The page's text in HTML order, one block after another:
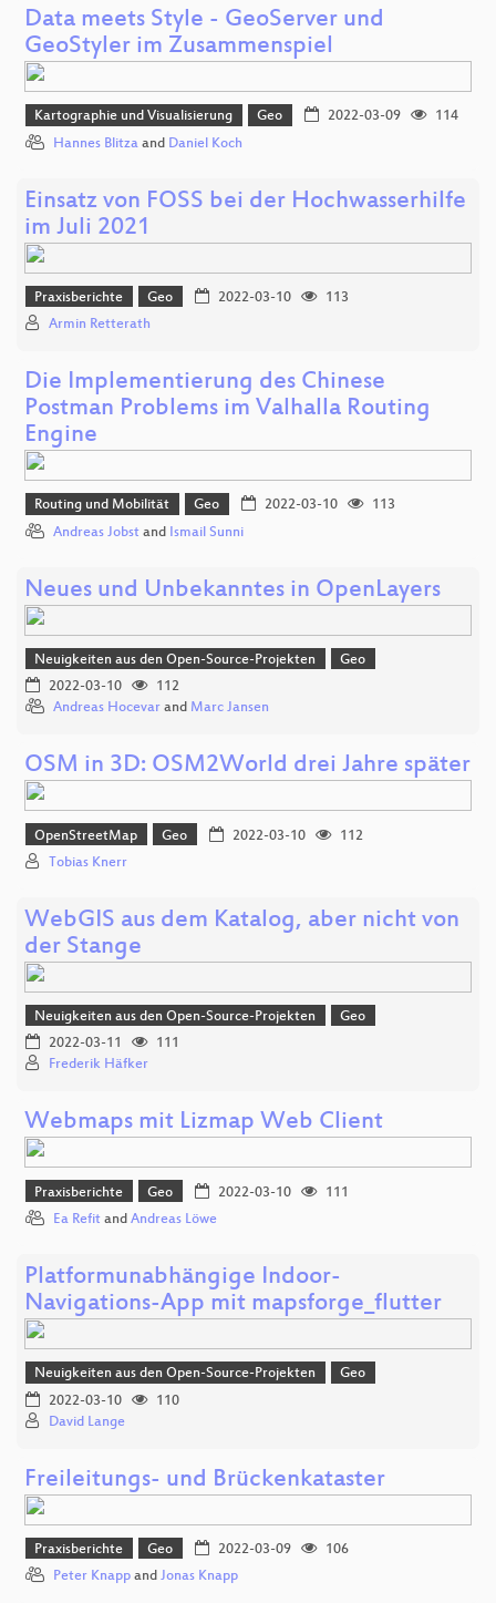
Data meets Style - GeoServer und
GeoStyler im Zusammenspiel
Kartographie und Visualisierung Geo 2022-03-09
114
Hannes Blitza and Daniel Koch
Einsatz von FOSS bei der Hochwasserhilfe
im Juli 2021
Praxisberichte Geo 2022-03-10
113
Armin Retterath
Die Implementierung des Chinese
Postman Problems im Valhalla Routing
Engine
Routing und Mobilität Geo 2022-03-10
113
Andreas Jobst and Ismail Sunni
Neues und Unbekanntes in OpenLayers
Neuigkeiten aus den Open-Source-Projekten
Geo
2022-03-10
112
Andreas Hocevar and Marc Jansen
OSM in 3D: OSM2World drei Jahre später
OpenStreetMap Geo 2022-03-10
112
Tobias Knerr
WebGIS aus dem Katalog, aber nicht von
der Stange
Neuigkeiten aus den Open-Source-Projekten
Geo
2022-03-11
111
Frederik Häfker
Webmaps mit Lizmap Web Client
Praxisberichte Geo 2022-03-10
111
Ea Refit and Andreas Löwe
Platformunabhängige Indoor-
Navigations-App mit mapsforge_flutter
Neuigkeiten aus den Open-Source-Projekten
Geo
2022-03-10
110
David Lange
Freileitungs- und Brückenkataster
Praxisberichte Geo 2022-03-09
106
Peter Knapp and Jonas Knapp